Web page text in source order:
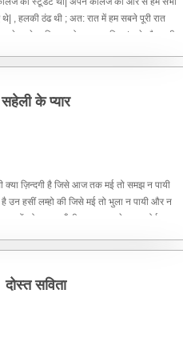
, हलकी ठंढ थी ; अत: रात में हम सबने पूरी रात
,गाने आदि का प्रोग्राम तय किया| मुझे और सभी
सहेली के प्यार
क्या ज़िन्दगी है जिसे आज तक मई तो समझ न पायी
उन हसीं लम्हो की जिसे मई तो भुला न पायी और न
पलों को भुला पाऊँगी। अगर आपके पास कोई
दोस्त सविता